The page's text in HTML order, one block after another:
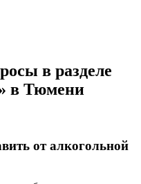
в разделе
в Тюмени
от алкогольной